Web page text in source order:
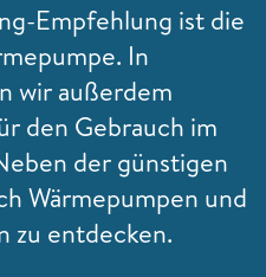
Empfehlung ist die
In
wir außerdem
den Gebrauch im
der günstigen
Wärmepumpen und
zu entdecken.